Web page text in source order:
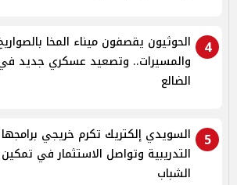
4
الحوثيون يقصفون ميناء المخا
والمسيرات.. وتصعيد عسكري جديد
الضالع
5
السويدي إلكتريك تكرم خريجي برامجها
التدريبية وتواصل الاستثمار في تمكين
الشباب